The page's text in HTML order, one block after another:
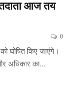
आज तय
0
घोषित किए जाएंगे।
अधिकार का…